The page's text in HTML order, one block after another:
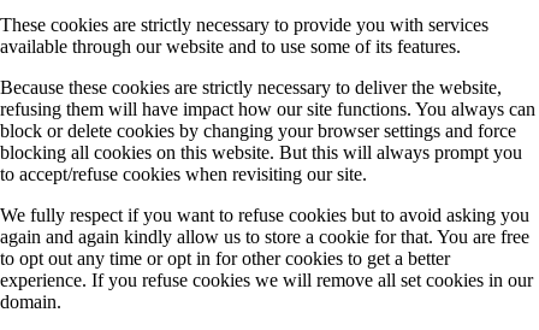
These cookies are strictly necessary to provide you with services
available through our website and to use some of its features.
Because these cookies are strictly necessary to deliver the website,
refusing them will have impact how our site functions. You always can
block or delete cookies by changing your browser settings and force
blocking all cookies on this website. But this will always prompt you
to accept/refuse cookies when revisiting our site.
We fully respect if you want to refuse cookies but to avoid asking you
again and again kindly allow us to store a cookie for that. You are free
to opt out any time or opt in for other cookies to get a better
experience. If you refuse cookies we will remove all set cookies in our
domain.